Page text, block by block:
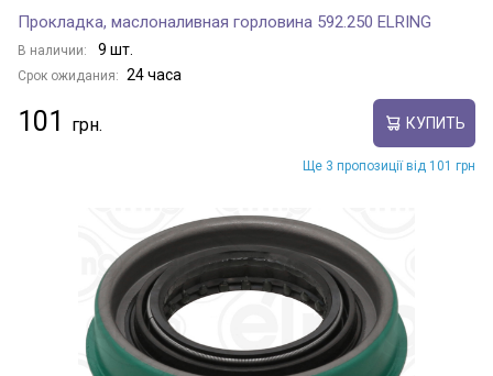
Прокладка, маслоналивная горловина 592.250 ELRING
В наличии: 9 шт.
Срок ожидания: 24 часа
101 КУПИТЬ
Ще 3 пропозиції від 101 грн